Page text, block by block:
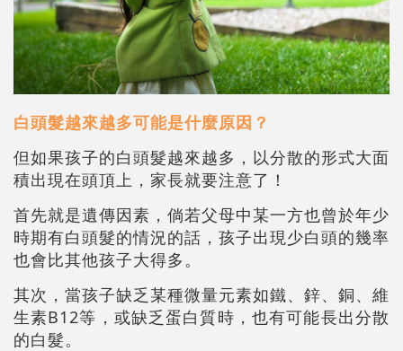
白頭髮越來越多可能是什麼原因？
但如果孩子的白頭髮越來越多，以分散的形式大面
積出現在頭頂上，家長就要注意了！
首先就是遺傳因素，倘若父母中某一方也曾於年少
時期有白頭髮的情況的話，孩子出現少白頭的幾率
也會比其他孩子大得多。
其次，當孩子缺乏某種微量元素如鐵、鋅、銅、維
生素B12等，或缺乏蛋白質時，也有可能長出分散
的白髮。